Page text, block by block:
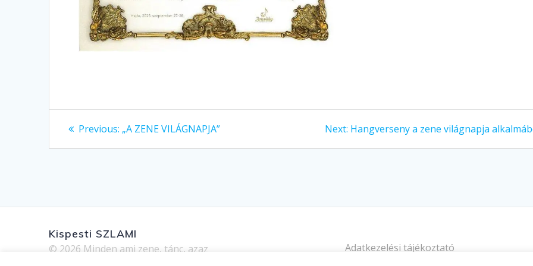
Bejegyzés
navigáció
Previous: Previous
„A ZENE VILÁGNAPJA” Next: Next
Hangverseny a zene világnapja
Kispesti SZLAMI
© 2026 Minden ami zene, tánc, azaz
Adatkezelési tájékoztató